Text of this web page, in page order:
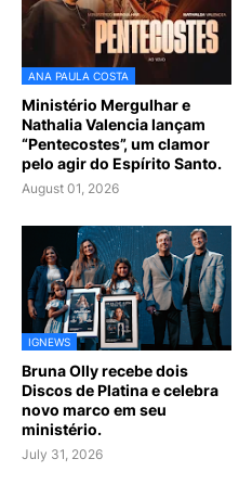
ANA PAULA COSTA
Ministério Mergulhar e
Nathalia Valencia lançam
“Pentecostes”, um clamor
pelo agir do Espírito Santo.
August 01, 2026
IGNEWS
Bruna Olly recebe dois
Discos de Platina e celebra
novo marco em seu
ministério.
July 31, 2026